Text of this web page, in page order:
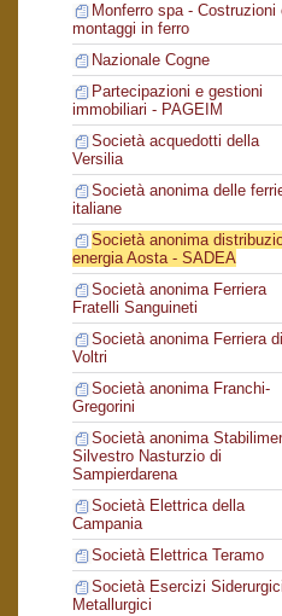
Monferro spa - Costruzioni
montaggi in ferro
Nazionale Cogne
Partecipazioni e gestioni
immobiliari - PAGEIM
Società acquedotti della
Versilia
Società anonima delle
italiane
Società anonima
energia Aosta - SADEA
Società anonima Ferriera
Fratelli Sanguineti
Società anonima Ferriera di
Voltri
Società anonima Franchi-
Gregorini
Società anonima
Silvestro Nasturzio di
Sampierdarena
Società Elettrica della
Campania
Società Elettrica Teramo
Società Esercizi
Metallurgici